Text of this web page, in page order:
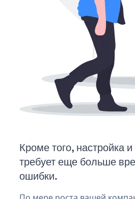
Кроме того,
требует еще больше
ошибки.